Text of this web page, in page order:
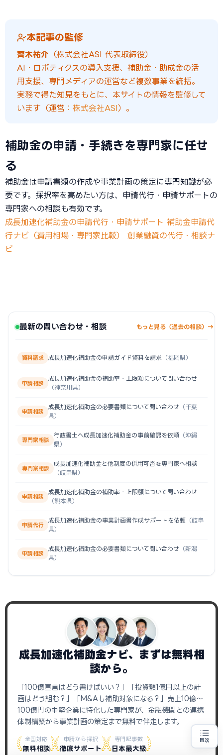
本記事の監修
齊木祐介 （株式会社ASI 代表取締役）
AI・ロボティクスの導入支援、補助金・助成金の活
用支援、専門メディアの運営など複数事業を統括。
実務で得た知見をもとに、本サイトの情報を監修して
います（運営： 株式会社ASI）。
補助金の申請・手続きを専門家に任せ
る
補助金は申請書類の作成や事業計画の策定に専門知識が必
要です。採択率を高めたい方は、申請代行・申請サポートの
専門家への相談も有効です。
成長加速化補助金の申請代行・申請サポート 補助金申請代
行ナビ（費用相場・専門家比較）
創業融資の代行・相談ナ
ビ
目次
最新の問い合わせ・相談 もっと見る（過去の相談）→
資料請求 成長加速化補助金の申請ガイド資料を請求 （福岡県）
申請相談
成長加速化補助金の補助率・上限額について問い合わせ
（神奈川県）
申請相談
成長加速化補助金の必要書類について問い合わせ （千葉
県）
専門家相談
行政書士へ成長加速化補助金の事前確認を依頼 （沖縄
県）
専門家相談
成長加速化補助金と他制度の併用可否を専門家へ相談
（岐阜県）
申請相談
成長加速化補助金の補助率・上限額について問い合わせ
（熊本県）
申請代行
成長加速化補助金の事業計画書作成サポートを依頼 （岐阜
県）
申請相談
成長加速化補助金の必要書類について問い合わせ （新潟
県）
売上100億円を目指す方
専門家に無料相談する
地域・業種から選べる
お近くの専門家を探す
成長加速化補助金ナビ、まずは無料相
談から。
「100億宣言はどう書けばいい？」「投資額1億円以上の計
画はどう組む？」「M&Aも補助対象になる？」売上10億〜
100億円の中堅企業に特化した専門家が、金融機関との連携
体制構築から事業計画の策定まで無料で伴走します。
全国対応
無料相談
申請から採択
徹底サポート
専門記事数
日本最大級